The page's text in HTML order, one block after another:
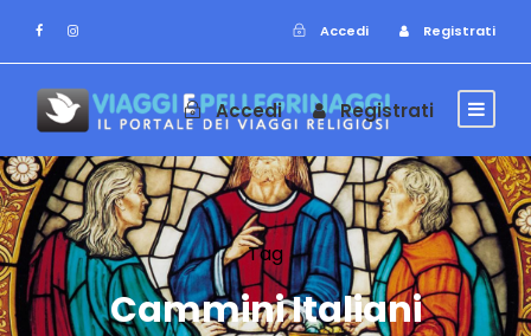
Accedi Registrati
Accedi Registrati
Tag
Cammini Italiani